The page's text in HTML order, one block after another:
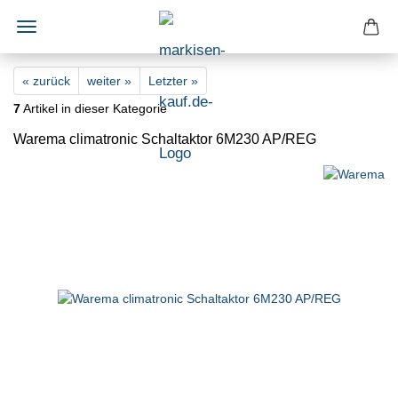
« zurück weiter »
Letzter »
7Artikel in dieser Kategorie
Warema climatronic Schaltaktor 6M230 AP/REG